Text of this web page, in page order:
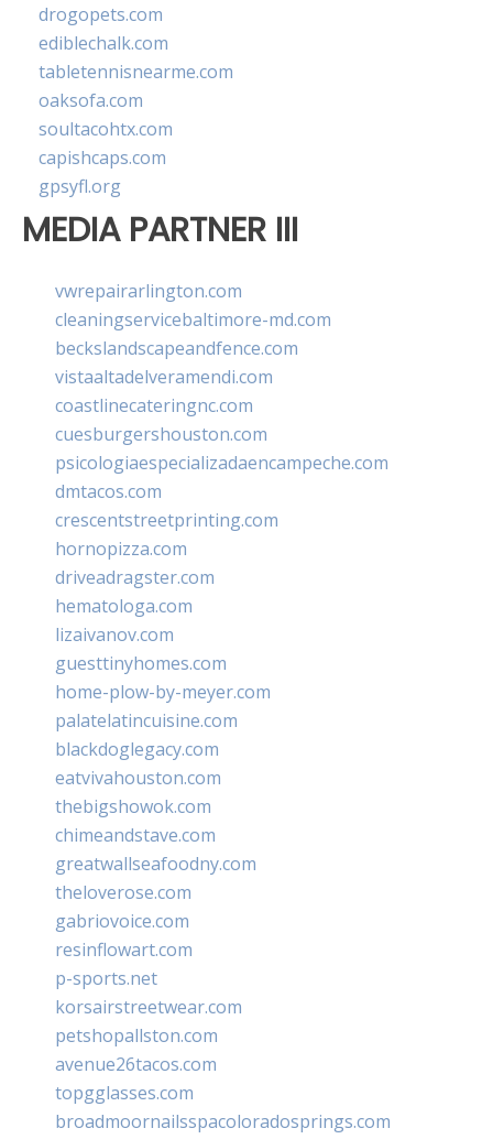
drogopets.com
ediblechalk.com
tabletennisnearme.com
oaksofa.com
soultacohtx.com
capishcaps.com
gpsyfl.org
MEDIA PARTNER III
vwrepairarlington.com
cleaningservicebaltimore-md.com
beckslandscapeandfence.com
vistaaltadelveramendi.com
coastlinecateringnc.com
cuesburgershouston.com
psicologiaespecializadaencampeche.com
dmtacos.com
crescentstreetprinting.com
hornopizza.com
driveadragster.com
hematologa.com
lizaivanov.com
guesttinyhomes.com
home-plow-by-meyer.com
palatelatincuisine.com
blackdoglegacy.com
eatvivahouston.com
thebigshowok.com
chimeandstave.com
greatwallseafoodny.com
theloverose.com
gabriovoice.com
resinflowart.com
p-sports.net
korsairstreetwear.com
petshopallston.com
avenue26tacos.com
topgglasses.com
broadmoornailsspacoloradosprings.com